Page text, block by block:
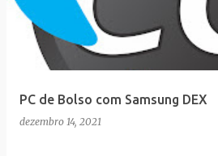
PC de Bolso com Samsung DEX
dezembro 14, 2021